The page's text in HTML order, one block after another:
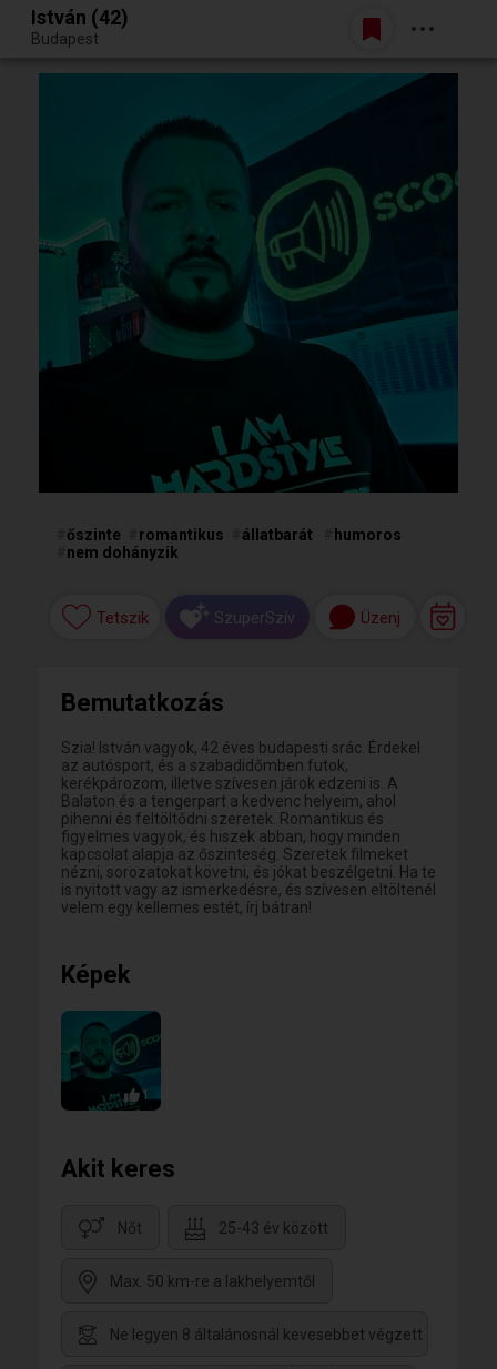
Egy jó randiból bármi lehet.
Belépés
István (42)
Budapest
őszinte romantikus állatbarát
humoros
nem dohányzik
Tetszik SzuperSzív Üzenj
Bemutatkozás
Szia! István vagyok, 42 éves budapesti srác. Érdekel
az autósport, és a szabadidőmben futok,
kerékpározom, illetve szívesen járok edzeni is. A
Balaton és a tengerpart a kedvenc helyeim, ahol
pihenni és feltöltődni szeretek. Romantikus és
figyelmes vagyok, és hiszek abban, hogy minden
kapcsolat alapja az őszinteség. Szeretek filmeket
nézni, sorozatokat követni, és jókat beszélgetni. Ha te
is nyitott vagy az ismerkedésre, és szívesen eltöltenél
velem egy kellemes estét, írj bátran!
Képek
1
Akit keres
Nőt 25-43 év között
Max. 50 km-re a lakhelyemtől
Ne legyen 8 általánosnál kevesebbet végzett